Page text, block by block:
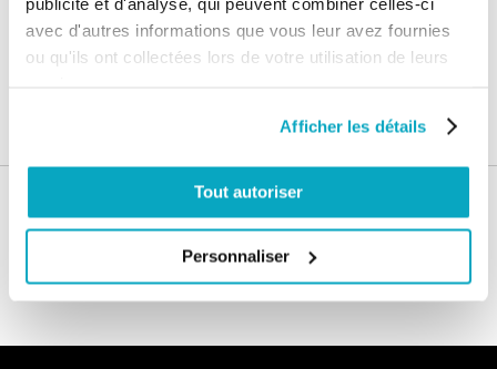
avec d'autres informations que vous leur avez fournies
ou qu'ils ont collectées lors de votre utilisation de leurs
Afficher les détails
Tout autoriser
Personnaliser
SAV & Retours